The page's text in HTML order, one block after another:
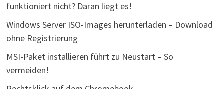
funktioniert nicht? Daran liegt es!
Windows Server ISO-Images herunterladen – Download
ohne Registrierung
MSI-Paket installieren führt zu Neustart – So
vermeiden!